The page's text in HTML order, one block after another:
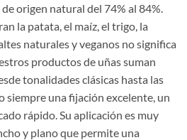
origen natural del 74% al 84%.
la patata, el maíz, el trigo, la
naturales y veganos no significa
productos de uñas suman
tonalidades clásicas hasta las
siempre una fijación excelente, un
rápido. Su aplicación es muy
y plano que permite una